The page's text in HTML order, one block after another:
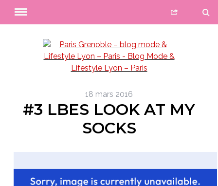
18 mars 2016
#3 LBES LOOK AT MY
SOCKS